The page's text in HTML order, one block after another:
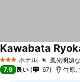
3 ホテルのランク
ホテル 風光明媚
Kawabata
7.9 良い 67 竹原,